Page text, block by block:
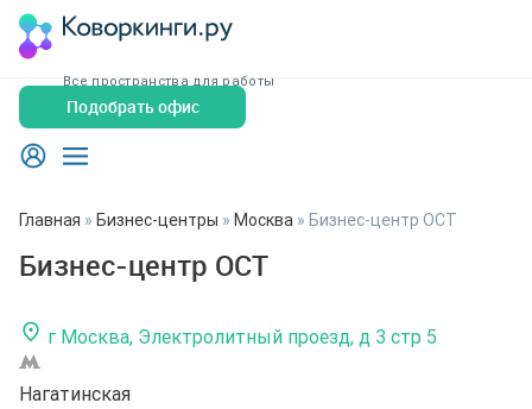
Все пространства для работы
Подобрать офис
Главная » Бизнес-центры » Москва » Бизнес-центр ОСТ
Бизнес-центр ОСТ
г Москва, Электролитный проезд, д 3 стр 5
Нагатинская